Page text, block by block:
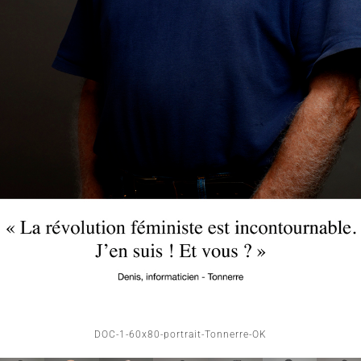
DOC-1-60x80-portrait-Tonnerre-OK